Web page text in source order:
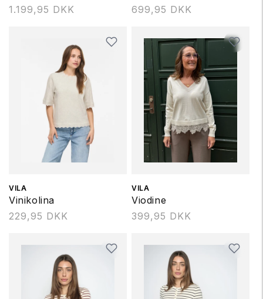
Normalpris
1.199,95 DKK
Normalpris
699,95 DKK
Forhandler:
VILA
Vinikolina
Normalpris
229,95 DKK
Forhandler:
VILA
Viodine
Normalpris
399,95 DKK